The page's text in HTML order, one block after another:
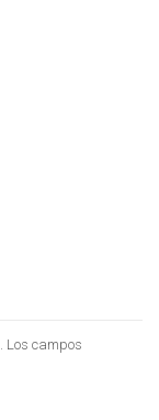
Los campos